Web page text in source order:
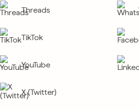
Threads
TikTok
YouTube
X (Twitter)